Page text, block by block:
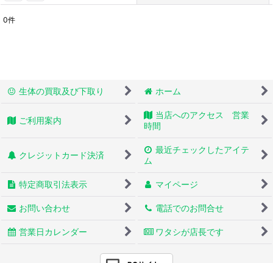
絞り込む
0件
生体の買取及び下取り ホーム
ご利用案内
当店へのアクセス 営業
時間
クレジットカード決済
最近チェックしたアイテ
ム
特定商取引法表示 マイページ
お問い合わせ 電話でのお問合せ
営業日カレンダー ワタシが店長です